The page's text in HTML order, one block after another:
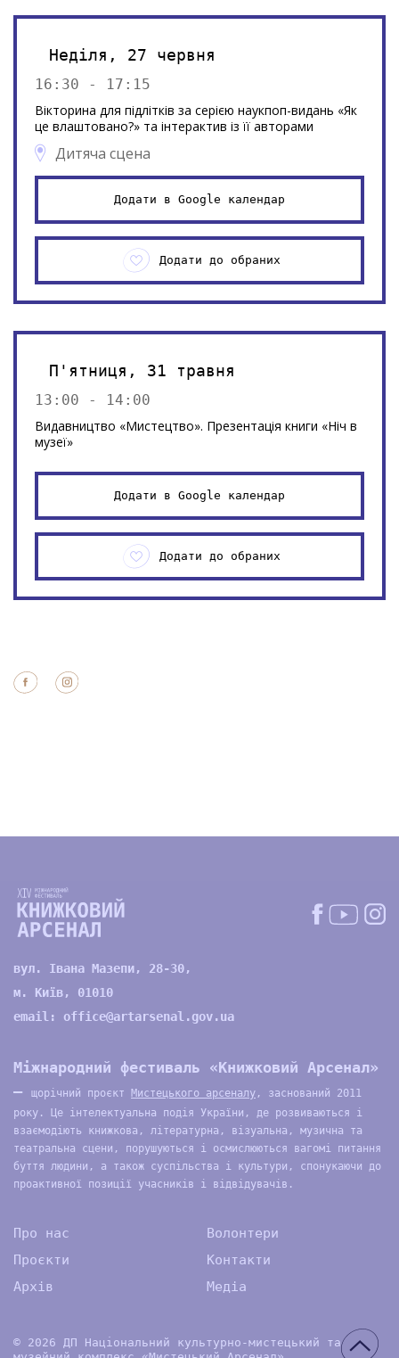
Неділя, 27 червня
16:30 - 17:15
Вікторина для підлітків за серією наукпоп-видань «Як
це влаштовано?» та інтерактив із її авторами
Дитяча сцена
Додати в Google календар
Додати до обраних
П'ятниця, 31 травня
13:00 - 14:00
Видавництво «Мистецтво». Презентація книги «Ніч в
музеї»
Додати в Google календар
Додати до обраних
вул. Івана Мазепи, 28-30,
м. Київ, 01010
email: office@artarsenal.gov.ua
Міжнародний фестиваль «Книжковий Арсенал»
—
щорічний проєкт Мистецького арсеналу , заснований 2011
року. Це інтелектуальна подія України, де розвиваються і
взаємодіють книжкова, літературна, візуальна, музична та
театральна сцени, порушуються і осмислюються вагомі питання
буття людини, а також суспільства і культури, спонукаючи до
проактивної позиції учасників і відвідувачів.
Про нас
Проєкти
Архів
Волонтери
Контакти
Медіа
© 2026 ДП Національний культурно-мистецький та